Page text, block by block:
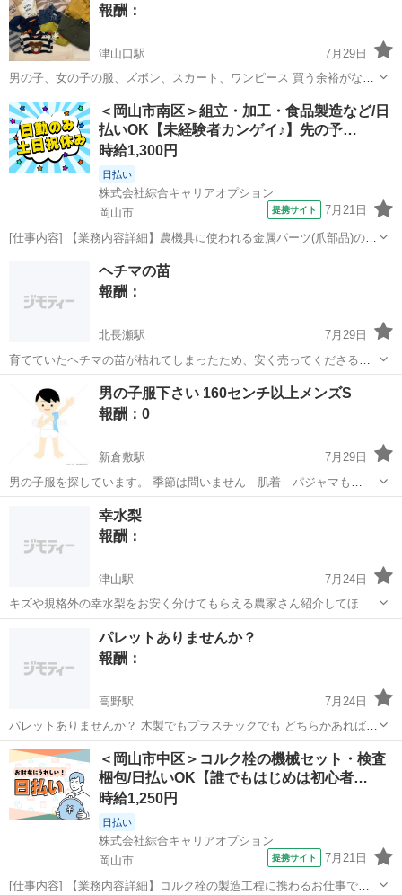
報酬：
津山口駅
7月29日
男の子、女の子の服、ズボン、スカート、ワンピース 買う余裕がなく
タダでお譲りしていただきたいです。
岡山 津山市 津山口駅 買いたい/ください
＜岡山市南区＞組立・加工・食品製造など/日
払いOK【未経験者カンゲイ♪】先の予…
時給1,300円
日払い
株式会社綜合キャリアオプション
岡山市
提携サイト 7月21日
[仕事内容] 【業務内容詳細】農機具に使われる金属パーツ(爪部品)の組
立工程でのお仕事です。 軽量部品が中心なので、 未経験の方でもすぐ
に慣れていただけます。 具体的なお仕事・レンチなどの工具を用いて
組立・組立製品の部品供給...
ヘチマの苗
報酬：
北長瀬駅
7月29日
育てていたヘチマの苗が枯れてしまったため、安く売ってくださる方
いませんか。 もし安く譲ってくださる方おられましたら連絡くださ
い。 取引は平日は夜、土日は昼間も可能です。
岡山市 北長瀬駅 買いたい/ください
男の子服下さい 160センチ以上メンズS
報酬：0
新倉敷駅
7月29日
男の子服を探しています。 季節は問いません 肌着 パジャマも
◎(^^) 中古に理解はあります。 宜しくお願いします できたら、無償.
格安で お願いします
新倉敷駅
幸水梨
報酬：
津山駅
7月24日
キズや規格外の幸水梨をお安く分けてもらえる農家さん紹介してほし
いです。
津山駅 買いたい/ください
パレットありませんか？
報酬：
高野駅
7月24日
パレットありませんか？ 木製でもプラスチックでも どちらかあれば譲
っていただけるませんか？お近くの方でお願いいたします！
岡山 津山市 高野駅 買いたい/ください
＜岡山市中区＞コルク栓の機械セット・検査
梱包/日払いOK【誰でもはじめは初心者…
時給1,250円
日払い
株式会社綜合キャリアオプション
岡山市
提携サイト 7月21日
[仕事内容] 【業務内容詳細】コルク栓の製造工程に携わるお仕事で